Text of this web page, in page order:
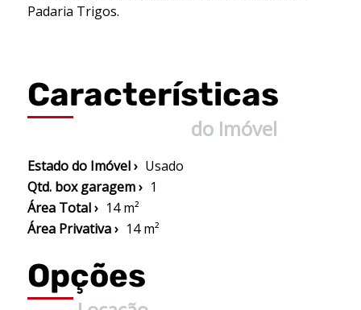
Padaria Trigos.
Características
do Imóvel
Estado do Imóvel › Usado
Qtd. box garagem › 1
Área Total › 14 m²
Área Privativa › 14 m²
Opções